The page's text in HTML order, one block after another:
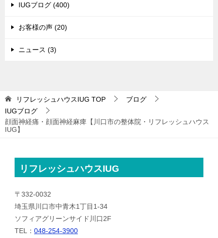
IUGブログ (400)
お客様の声 (20)
ニュース (3)
リフレッシュハウスIUG TOP
ブログ
IUGブログ
顔面神経痛・顔面神経麻痺【川口市の整体院・リフレッシュハウス
IUG】
リフレッシュハウスIUG
〒332-0032
埼玉県川口市中青木1丁目1-34
ソフィアグリーンサイド川口2F
TEL： 048-254-3900